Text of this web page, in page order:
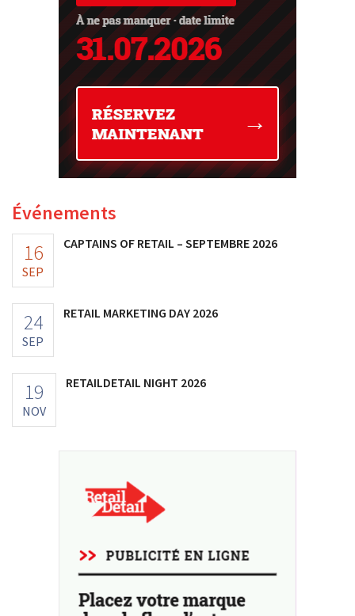
Événements
16
SEP
CAPTAINS OF RETAIL – SEPTEMBRE 2026
24
SEP
RETAIL MARKETING DAY 2026
19
NOV
RETAILDETAIL NIGHT 2026